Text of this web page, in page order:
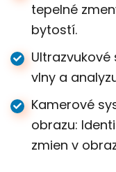
tepelné
bytostí.
Ultrazvukové
vlny a
Kamerové
obrazu:
zmien v